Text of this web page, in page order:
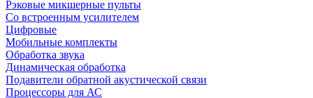
Рэковые микшерные пульты
Со встроенным усилителем
Цифровые
Мобильные комплекты
Обработка звука
Динамическая обработка
Подавители обратной акустической связи
Процессоры для АС